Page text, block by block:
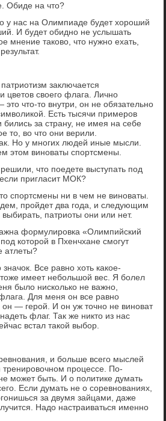
Обиде на что?
у нас на Олимпиаде будет хороший
И будет обидно не услышать
мнение таково, что нужно ехать,
заключается
цветов своего флага. Лично
что-то внутри, он не обязательно
Есть тысячи примеров
бились за страну, не имея на себе
то, во что они верили.
Но у многих людей иные мысли.
этом виноваты спортсмены.
что поедете выступать под
пригласит МОК?
спортсмены ни в чем не виноваты.
пройдет два года, и следующим
патриоты они или нет.
формулировка «Олимпийский
которой в Пхенчхане смогут
атлеты?
Все равно хоть какое-
имеет небольшой вес. Я болел
было нисколько не важно,
Для меня он все равно
он — герой. И он уж точно не виноват
флаг. Так же никто из нас
встал такой выбор.
и больше всего мыслей
тренировочном процессе. По-
может быть. И о политике думать
Если думать не о соревнованиях,
за двумя зайцами, даже
Надо настраиваться именно